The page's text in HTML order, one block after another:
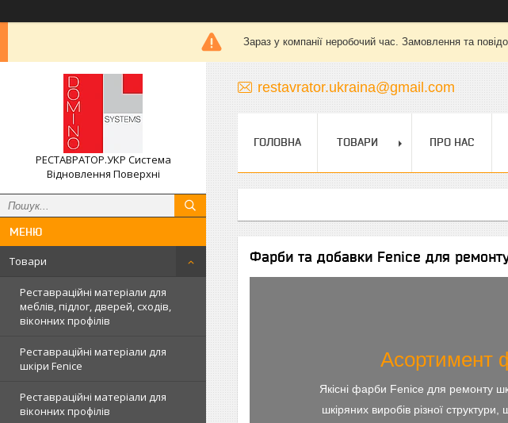
Зараз у компанії неробочий час. Замовлення та
РЕСТАВРАТОР.УКР Система
Відновлення Поверхні
Товари
Реставраційні матеріали для
меблів, підлог, дверей, сходів,
віконних профілів
Реставраційні матеріали для
шкіри Fenice
Реставраційні матеріали для
віконних профілів
restavrator.ukraina@gmail.com
ГОЛОВНА ТОВАРИ ПРО НАС
Фарби та добавки Fenice для
Асортимент
Якісні фарби Fenice для ремонту
шкіряних виробів різної